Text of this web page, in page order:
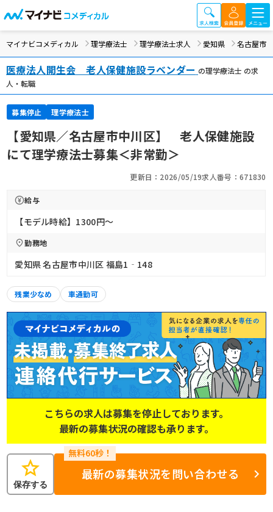
マイナビコメディカル 理学療法士 理学療法士求人 愛知県 名古屋市
医療法人開生会 老人保健施設ラベンダー の理学療法士 の求
人・転職
募集停止 理学療法士
【愛知県／名古屋市中川区】 老人保健施設
にて理学療法士募集＜非常勤＞
更新日：2026/05/19求人番号：671830
給与
【モデル時給】1300円〜
勤務地
愛知県 名古屋市中川区 福島1‐148
残業少なめ 車通勤可
こちらの求人は募集を停止しております。
最新の募集状況の確認も承ります。
star
保存する
最新の募集状況を問い合わせる